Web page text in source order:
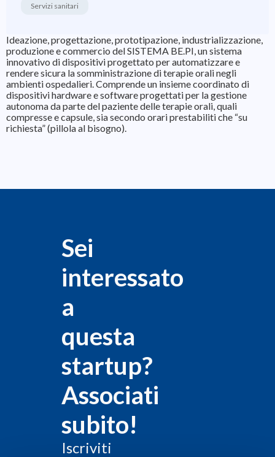
Servizi sanitari
Ideazione, progettazione, prototipazione, industrializzazione,
produzione e commercio del SISTEMA BE.PI, un sistema
innovativo di dispositivi progettato per automatizzare e
rendere sicura la somministrazione di terapie orali negli
ambienti ospedalieri. Comprende un insieme coordinato di
dispositivi hardware e software progettati per la gestione
autonoma da parte del paziente delle terapie orali, quali
compresse e capsule, sia secondo orari prestabiliti che “su
richiesta” (pillola al bisogno).
Sei
interessato
a
questa
startup?
Associati
subito!
Iscriviti